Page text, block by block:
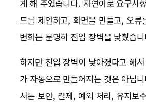
게 해 주었습니다. 자연어로 요구사
드를 제안하고, 화면을 만들고, 오류
변화는 분명히 진입 장벽을 낮췄습
하지만 진입 장벽이 낮아졌다고 해
가 자동으로 만들어지는 것은 아닙
서는 보안, 결제, 예외 처리, 유지보